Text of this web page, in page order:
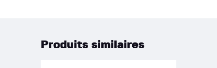
Produits similaires